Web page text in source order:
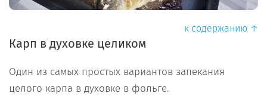
к содержанию ↑
Карп в духовке целиком
Один из самых простых вариантов запекания
целого карпа в духовке в фольге.